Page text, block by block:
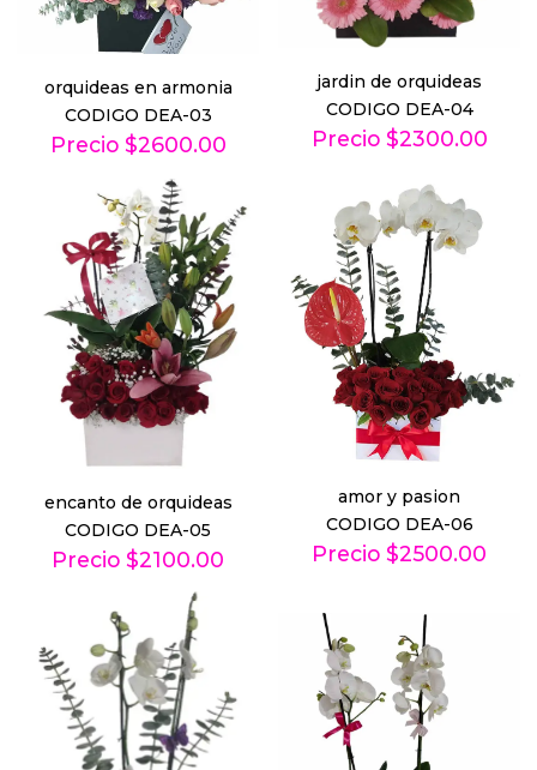
orquideas en armonia
CODIGO DEA-03
Precio $2600.00
jardin de orquideas
CODIGO DEA-04
Precio $2300.00
encanto de orquideas
CODIGO DEA-05
Precio $2100.00
amor y pasion
CODIGO DEA-06
Precio $2500.00